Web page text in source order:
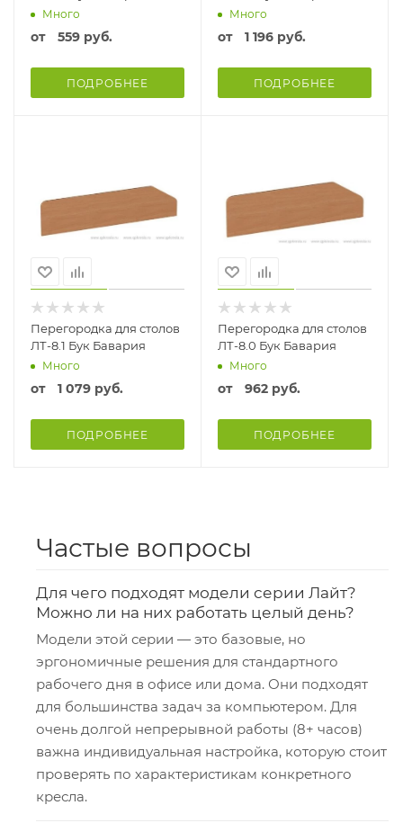
Много
от 559 руб.
ПОДРОБНЕЕ
Много
от 1 196 руб.
ПОДРОБНЕЕ
Перегородка для столов
ЛТ-8.1 Бук Бавария
Много
от 1 079 руб.
ПОДРОБНЕЕ
Перегородка для столов
ЛТ-8.0 Бук Бавария
Много
от 962 руб.
ПОДРОБНЕЕ
Частые вопросы
Для чего подходят модели серии Лайт?
Можно ли на них работать целый день?
Модели этой серии — это базовые, но
эргономичные решения для стандартного
рабочего дня в офисе или дома. Они подходят
для большинства задач за компьютером. Для
очень долгой непрерывной работы (8+ часов)
важна индивидуальная настройка, которую стоит
проверять по характеристикам конкретного
кресла.